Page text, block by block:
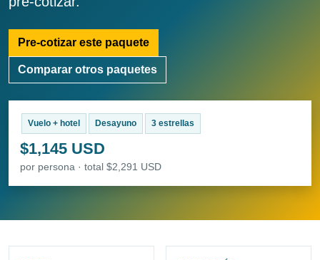
Pre-cotizar este paquete
Comparar otros paquetes
Vuelo + hotel Desayuno 3 estrellas
$1,145 USD
por persona · total $2,291 USD